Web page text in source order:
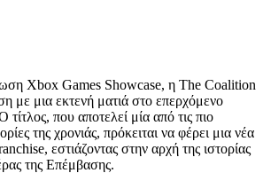
Xbox Games Showcase, η The Coalition
με μια εκτενή ματιά στο επερχόμενο
που αποτελεί μία από τις πιο
της χρονιάς, πρόκειται να φέρει μια νέα
εστιάζοντας στην αρχή της ιστορίας
της Επέμβασης.